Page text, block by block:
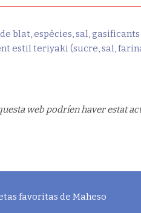
espècies, sal, gasificants
estil teriyaki (sucre, sal,
web podríen haver estat
favoritas de Maheso